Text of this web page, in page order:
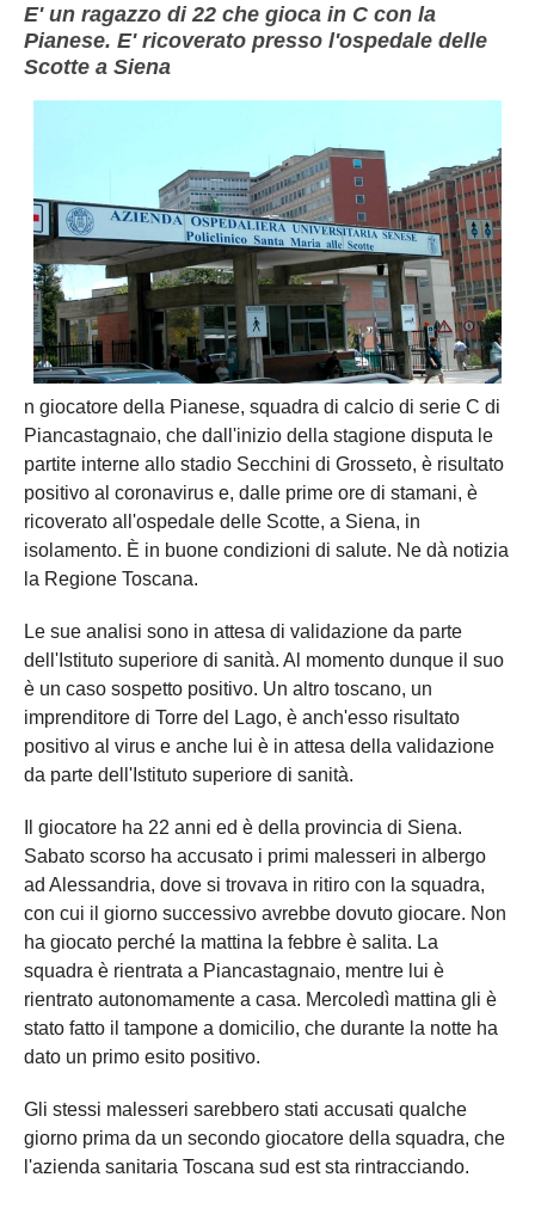
E' un ragazzo di 22 che gioca in C con la
Pianese. E' ricoverato presso l'ospedale delle
Scotte a Siena
n giocatore della Pianese, squadra di calcio di serie C di
Piancastagnaio, che dall'inizio della stagione disputa le
partite interne allo stadio Secchini di Grosseto, è risultato
positivo al coronavirus e, dalle prime ore di stamani, è
ricoverato all'ospedale delle Scotte, a Siena, in
isolamento. È in buone condizioni di salute. Ne dà notizia
la Regione Toscana.
Le sue analisi sono in attesa di validazione da parte
dell'Istituto superiore di sanità. Al momento dunque il suo
è un caso sospetto positivo. Un altro toscano, un
imprenditore di Torre del Lago, è anch'esso risultato
positivo al virus e anche lui è in attesa della validazione
da parte dell'Istituto superiore di sanità.
Il giocatore ha 22 anni ed è della provincia di Siena.
Sabato scorso ha accusato i primi malesseri in albergo
ad Alessandria, dove si trovava in ritiro con la squadra,
con cui il giorno successivo avrebbe dovuto giocare. Non
ha giocato perché la mattina la febbre è salita. La
squadra è rientrata a Piancastagnaio, mentre lui è
rientrato autonomamente a casa. Mercoledì mattina gli è
stato fatto il tampone a domicilio, che durante la notte ha
dato un primo esito positivo.
Gli stessi malesseri sarebbero stati accusati qualche
giorno prima da un secondo giocatore della squadra, che
l'azienda sanitaria Toscana sud est sta rintracciando.